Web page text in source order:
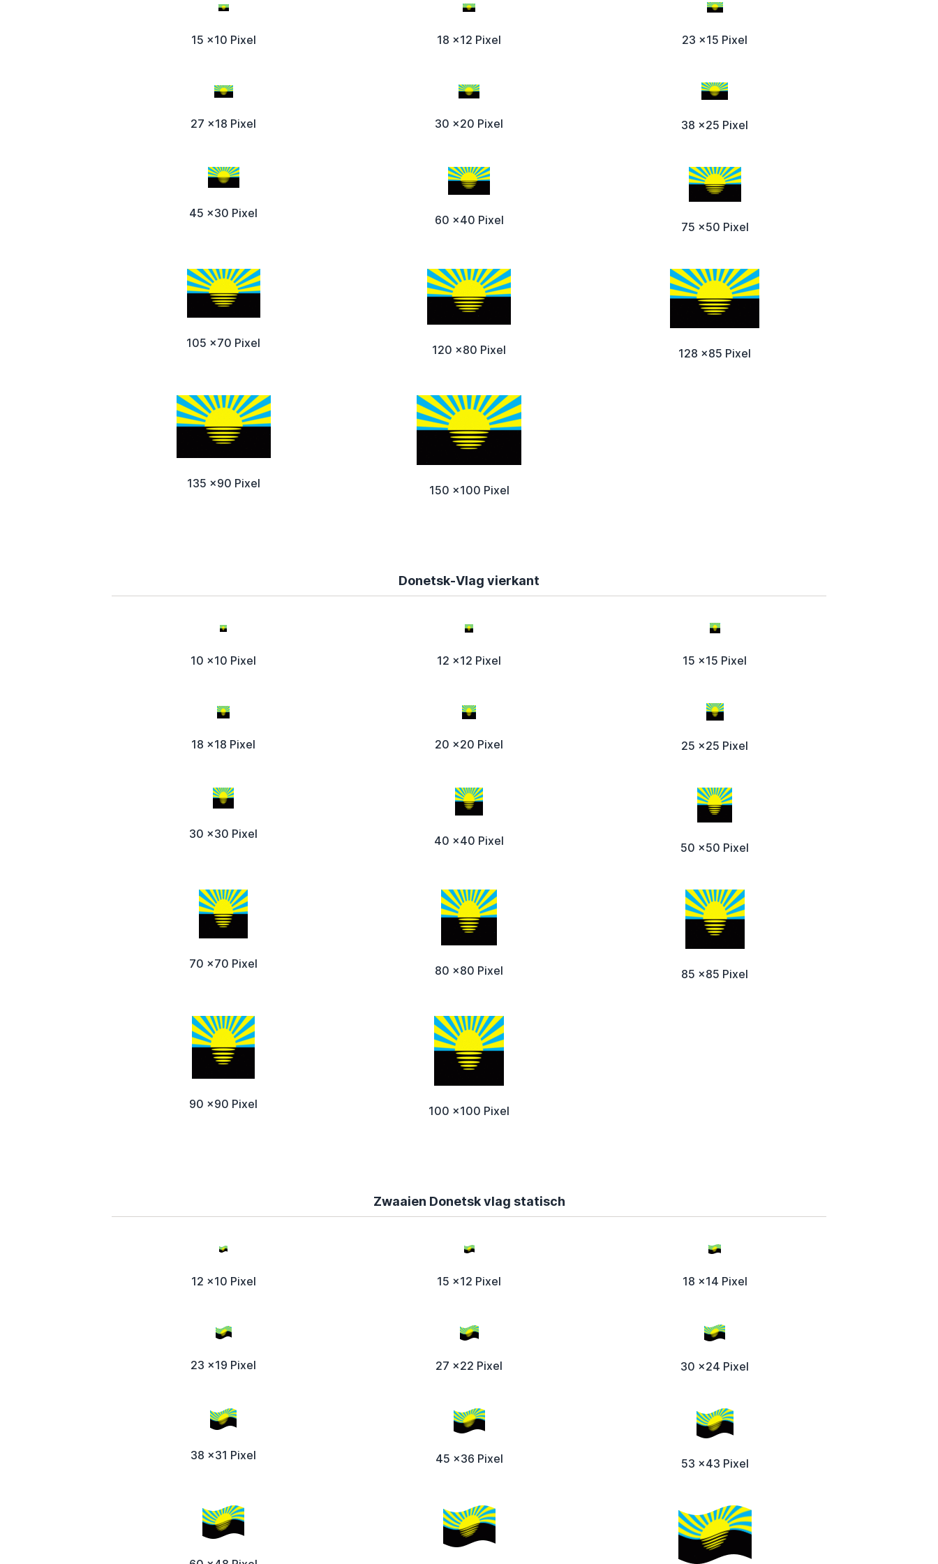
15 x10 Pixel 18 x12 Pixel 23 x15 Pixel
27 x18 Pixel 30 x20 Pixel 38 x25 Pixel
45 x30 Pixel 60 x40 Pixel 75 x50 Pixel
105 x70 Pixel 120 x80 Pixel 128 x85 Pixel
135 x90 Pixel 150 x100 Pixel
Donetsk-Vlag vierkant
10 x10 Pixel 12 x12 Pixel 15 x15 Pixel
18 x18 Pixel 20 x20 Pixel 25 x25 Pixel
30 x30 Pixel 40 x40 Pixel 50 x50 Pixel
70 x70 Pixel 80 x80 Pixel 85 x85 Pixel
90 x90 Pixel 100 x100 Pixel
Zwaaien Donetsk vlag statisch
12 x10 Pixel 15 x12 Pixel 18 x14 Pixel
23 x19 Pixel 27 x22 Pixel 30 x24 Pixel
38 x31 Pixel 45 x36 Pixel 53 x43 Pixel